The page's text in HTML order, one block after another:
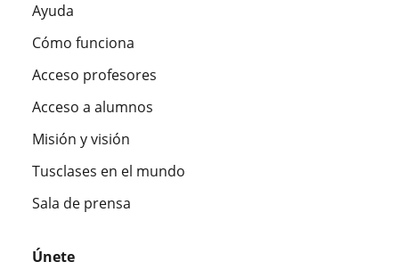
Ayuda
Cómo funciona
Acceso profesores
Acceso a alumnos
Misión y visión
Tusclases en el mundo
Sala de prensa
Únete